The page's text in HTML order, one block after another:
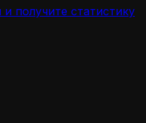
получите статистику